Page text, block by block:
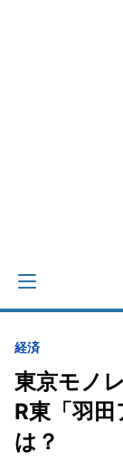
経済
東京モノ
R東「羽
は？